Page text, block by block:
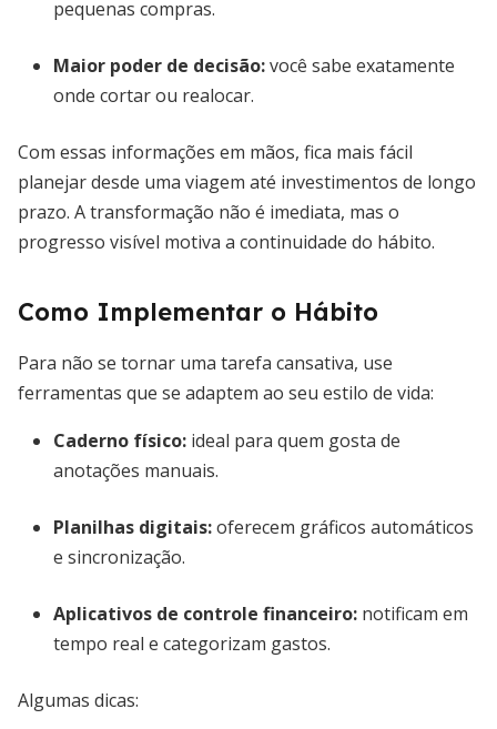
pequenas compras.
Maior poder de decisão:você sabe exatamente
onde cortar ou realocar.
Com essas informações em mãos, fica mais fácil
planejar desde uma viagem até investimentos de longo
prazo. A transformação não é imediata, mas o
progresso visível motiva a continuidade do hábito.
Como Implementar o Hábito
Para não se tornar uma tarefa cansativa, use
ferramentas que se adaptem ao seu estilo de vida:
Caderno físico: ideal para quem gosta de
anotações manuais.
Planilhas digitais:oferecem gráficos automáticos
e sincronização.
Aplicativos de controle financeiro: notificam em
tempo real e categorizam gastos.
Algumas dicas: